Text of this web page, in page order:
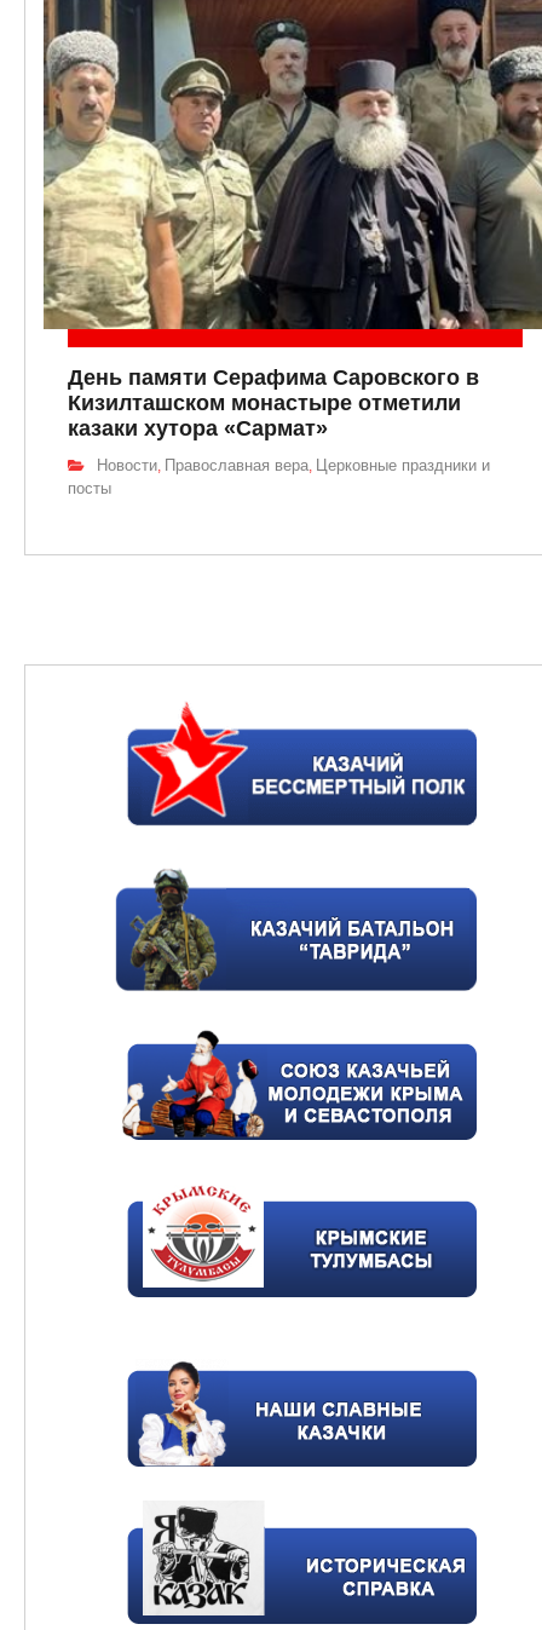
День памяти Серафима Саровского в
Кизилташском монастыре отметили
казаки хутора «Сармат»
Новости, Православная вера,
Церковные праздники и
посты